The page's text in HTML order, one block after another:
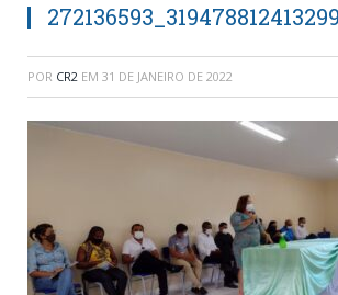
POR CR2 EM 31 DE JANEIRO DE 2022